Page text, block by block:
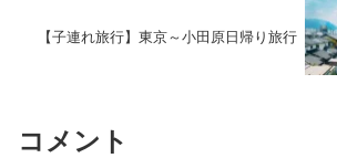
【子連れ旅行】東京～小田原日帰り旅行
コメント